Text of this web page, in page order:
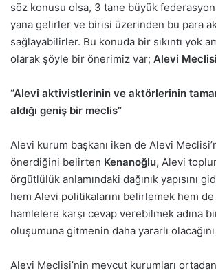
söz konusu olsa, 3 tane büyük
yana gelirler ve birisi üzerinden bu para
sağlayabilirler. Bu konuda bir sıkıntı yok
olarak şöyle bir önerimiz var; Alevi Meclisi
“Alevi aktivistlerinin ve aktörlerinin
aldığı geniş bir meclis”
Alevi kurum başkanı iken de Alevi
önerdiğini belirten Kenanoğlu, Alevi
örgütlülük anlamındaki dağınık yapısını
hem Alevi politikalarını belirlemek hem
hamlelere karşı cevap verebilmek adına
oluşumuna gitmenin daha yararlı
Alevi Meclisi’nin mevcut kurumları ortadan